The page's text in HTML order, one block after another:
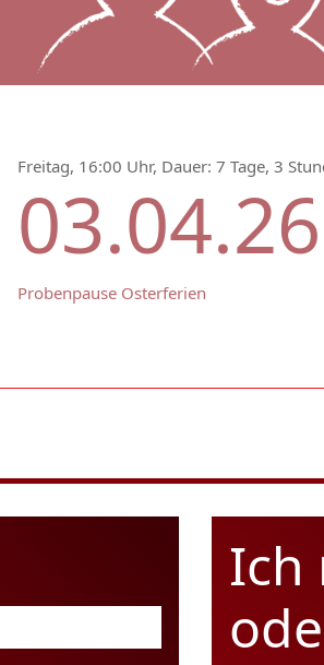
Freitag, 16:00 Uhr, Dauer: 7 Tage, 3
03.04.26
Probenpause Osterferien
Ich